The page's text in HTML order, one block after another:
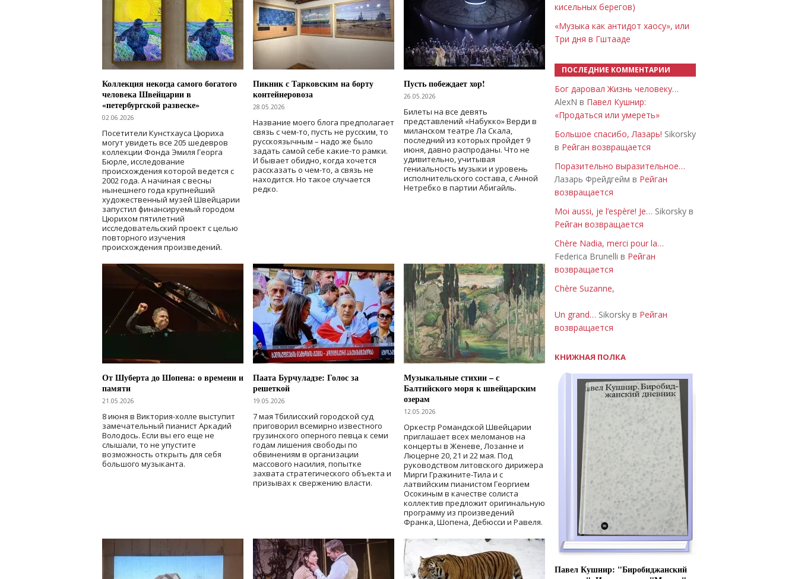
Коллекция некогда самого богатого
человека Швейцарии в
«петербургской развеске»
02.06.2026
Посетители Кунстхауса Цюриха
могут увидеть все 205 шедевров
коллекции Фонда Эмиля Георга
Бюрле, исследование
происхождения которой ведется с
2002 года. А начиная с весны
нынешнего года крупнейший
художественный музей Швейцарии
запустил финансируемый городом
Цюрихом пятилетний
исследовательский проект с целью
повторного изучения
происхождения произведений.
Пикник с Тарковским на борту
контейнеровоза
28.05.2026
Название моего блога предполагает
связь с чем-то, пусть не русским, то
русскоязычным – надо же было
задать самой себе какие-то рамки.
И бывает обидно, когда хочется
рассказать о чем-то, а связь не
находится. Но такое случается
редко.
Пусть побеждает хор!
26.05.2026
Билеты на все девять
представлений «Набукко» Верди в
миланском театре Ла Скала,
последний из которых пройдет 9
июня, давно распроданы. Что не
удивительно, учитывая
гениальность музыки и уровень
исполнительского состава, с Анной
Нетребко в партии Абигайль.
От Шуберта до Шопена: о времени и
памяти
21.05.2026
8 июня в Виктория-холле выступит
замечательный пианист Аркадий
Володось. Если вы его еще не
слышали, то не упустите
возможность открыть для себя
большого музыканта.
Паата Бурчуладзе: Голос за
решеткой
19.05.2026
7 мая Тбилисский городской суд
приговорил всемирно известного
грузинского оперного певца к семи
годам лишения свободы по
обвинениям в организации
массового насилия, попытке
захвата стратегического объекта и
призывах к свержению власти.
Музыкальные стихии – с
Балтийского моря к швейцарским
озерам
12.05.2026
Оркестр Романдской Швейцарии
приглашает всех меломанов на
концерты в Женеве, Лозанне и
Люцерне 20, 21 и 22 мая. Под
руководством литовского дирижера
Мирги Гражините-Тила и с
латвийским пианистом Георгием
Осокиным в качестве солиста
коллектив предложит оригинальную
программу из произведений
Франка, Шопена, Дебюсси и Равеля.
кисельных берегов)
«Музыка как антидот хаосу», или
Три дня в Гштааде
ПОСЛЕДНИЕ КОММЕНТАРИИ
Бог даровал Жизнь человеку…
AlexN в Павел Кушнир:
«Продаться или умереть»
Большое спасибо, Лазарь! Sikorsky
в Рейган возвращается
Поразительно выразительное…
Лазарь Фрейдгейм в Рейган
возвращается
Moi aussi, je l’espère! Je… Sikorsky в
Рейган возвращается
Chère Nadia, merci pour la…
Federica Brunelli в Рейган
возвращается
Chère Suzanne,
Un grand… Sikorsky в Рейган
возвращается
КНИЖНАЯ ПОЛКА
Павел Кушнир: "Биробиджанский